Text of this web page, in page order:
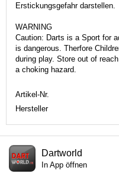
Erstickungsgefahr darstellen.
WARNING
Caution: Darts is a Sport for
is dangerous. Therfore
during play. Store out of
a choking hazard.
Artikel-Nr.
Hersteller
Dartworld
In App öffnen